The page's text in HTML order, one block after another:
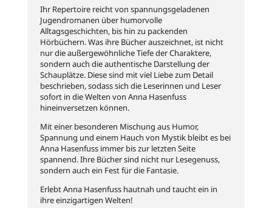
Ihr Repertoire reicht von spannungsgeladenen
Jugendromanen über humorvolle
Alltagsgeschichten, bis hin zu packenden
Hörbüchern. Was ihre Bücher auszeichnet, ist nicht
nur die außergewöhnliche Tiefe der Charaktere,
sondern auch die authentische Darstellung der
Schauplätze. Diese sind mit viel Liebe zum Detail
beschrieben, sodass sich die Leserinnen und Leser
sofort in die Welten von Anna Hasenfuss
hineinversetzen können.
Mit einer besonderen Mischung aus Humor,
Spannung und einem Hauch von Mystik bleibt es bei
Anna Hasenfuss immer bis zur letzten Seite
spannend. Ihre Bücher sind nicht nur Lesegenuss,
sondern auch ein Fest für die Fantasie.
Erlebt Anna Hasenfuss hautnah und taucht ein in
ihre einzigartigen Welten!